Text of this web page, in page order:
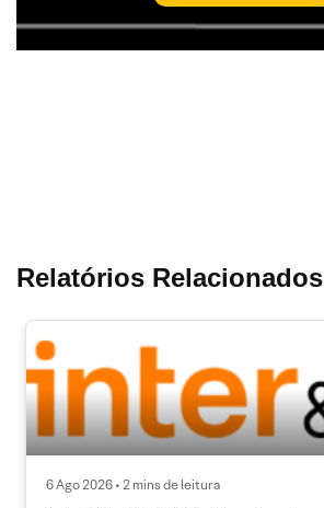
Relatórios Relacionados
6 Ago 2026 • 2 mins de leitura